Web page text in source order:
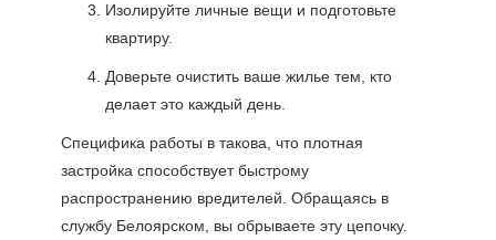
Изолируйте личные вещи и подготовьте
квартиру.
Доверьте очистить ваше жилье тем, кто
делает это каждый день.
Специфика работы в такова, что плотная
застройка способствует быстрому
распространению вредителей. Обращаясь в
службу Белоярском, вы обрываете эту цепочку.